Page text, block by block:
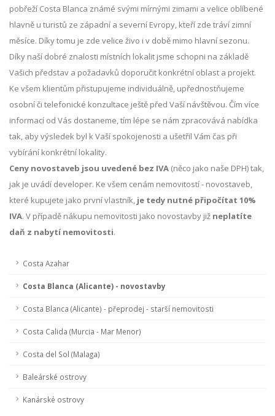
Costa Azahar
Costa Blanca (Alicante) - novostavby
Costa Blanca (Alicante) - přeprodej - starší nemovitosti
Costa Calida (Murcia - Mar Menor)
Costa del Sol (Malaga)
Baleárské ostrovy
Kanárské ostrovy
pobřeží Costa Blanca známé svými mírnými zimami a velice oblíbené
hlavně u turistů ze západní a severní Evropy, kteří zde tráví zimní
měsíce. Díky tomu je zde velice živo i v době mimo hlavní sezonu.
Díky naší dobré znalosti místních lokalit jsme schopni na základě
Vašich představ a požadavků doporučit konkrétní oblast a projekt.
Ke všem klientům přistupujeme individuálně, upřednostňujeme
osobní či telefonické konzultace ještě před Vaší návštěvou. Čím více
informací od Vás dostaneme, tím lépe se nám zpracovává nabídka
tak, aby výsledek byl k Vaší spokojenosti a ušetřil Vám čas při
vybírání konkrétní lokality.
Ceny novostaveb jsou uvedené bez IVA (něco jako naše DPH) tak,
jak je uvádí developer. Ke všem cenám nemovitostí - novostaveb,
které kupujete jako první vlastník, je tedy nutné připočítat 10%
IVA. V případě nákupu nemovitosti jako novostavby již neplatíte
daň z nabytí nemovitosti.